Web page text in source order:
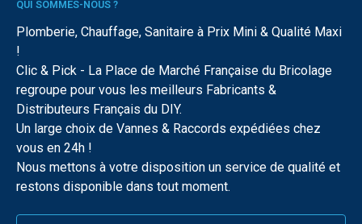
QUI SOMMES-NOUS ?
Plomberie, Chauffage, Sanitaire à Prix Mini & Qualité Maxi
!
Clic & Pick - La Place de Marché Française du Bricolage
regroupe pour vous les meilleurs Fabricants &
Distributeurs Français du DIY.
Un large choix de Vannes & Raccords expédiées chez
vous en 24h !
Nous mettons à votre disposition un service de qualité et
restons disponible dans tout moment.